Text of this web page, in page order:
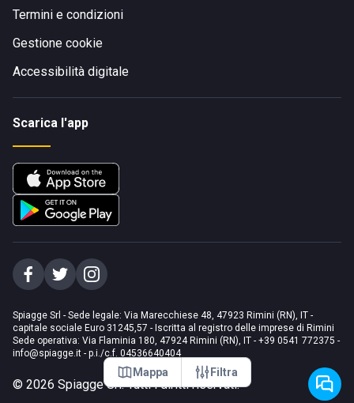
Mappa Filtra
Termini e condizioni
Gestione cookie
Accessibilità digitale
Scarica l'app
Spiagge Srl - Sede legale: Via Marecchiese 48, 47923 Rimini (RN), IT -
capitale sociale Euro 31245,57 - Iscritta al registro delle imprese di Rimini
Sede operativa: Via Flaminia 180, 47924 Rimini (RN), IT - +39 0541 772375 -
info@spiagge.it - p.i./c.f. 04536640404
© 2026 Spiagge Srl. Tutti i diritti riservati.